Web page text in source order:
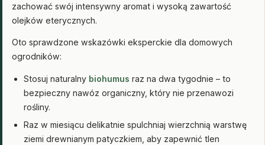
zachować swój intensywny aromat i wysoką zawartość
olejków eterycznych.
Oto sprawdzone wskazówki eksperckie dla domowych
ogrodników:
Stosuj naturalny biohumus raz na dwa tygodnie – to
bezpieczny nawóz organiczny, który nie przenawozi
rośliny.
Raz w miesiącu delikatnie spulchniaj wierzchnią warstwę
ziemi drewnianym patyczkiem, aby zapewnić tlen